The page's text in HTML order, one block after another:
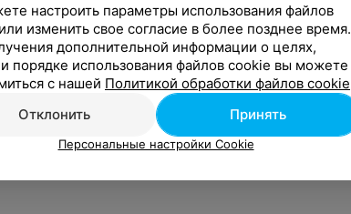
настроить параметры использования файлов
изменить свое согласие в более позднее время.
дополнительной информации о целях,
порядке использования файлов cookie вы можете
с нашей Политикой обработки файлов cookie
Отклонить
Принять
Персональные настройки Cookie